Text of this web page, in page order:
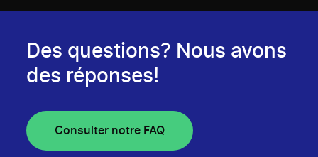
Des questions? Nous avons
des réponses!
Consulter notre FAQ